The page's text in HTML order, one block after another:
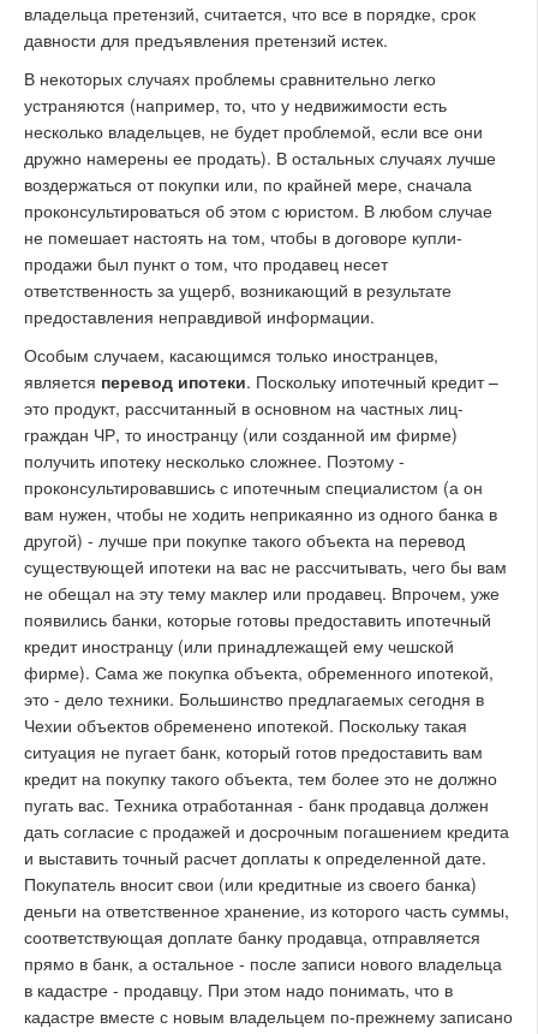
владельца претензий, считается, что все в порядке, срок
давности для предъявления претензий истек.
В некоторых случаях проблемы сравнительно легко
устраняются (например, то, что у недвижимости есть
несколько владельцев, не будет проблемой, если все они
дружно намерены ее продать). В остальных случаях лучше
воздержаться от покупки или, по крайней мере, сначала
проконсультироваться об этом с юристом. В любом случае
не помешает настоять на том, чтобы в договоре купли-
продажи был пункт о том, что продавец несет
ответственность за ущерб, возникающий в результате
предоставления неправдивой информации.
Особым случаем, касающимся только иностранцев,
является перевод ипотеки. Поскольку ипотечный кредит –
это продукт, рассчитанный в основном на частных лиц-
граждан ЧР, то иностранцу (или созданной им фирме)
получить ипотеку несколько сложнее. Поэтому -
проконсультировавшись с ипотечным специалистом (а он
вам нужен, чтобы не ходить неприкаянно из одного банка в
другой) - лучше при покупке такого объекта на перевод
существующей ипотеки на вас не рассчитывать, чего бы вам
не обещал на эту тему маклер или продавец. Впрочем, уже
появились банки, которые готовы предоставить ипотечный
кредит иностранцу (или принадлежащей ему чешской
фирме). Сама же покупка объекта, обременного ипотекой,
это - дело техники. Большинство предлагаемых сегодня в
Чехии объектов обременено ипотекой. Поскольку такая
ситуация не пугает банк, который готов предоставить вам
кредит на покупку такого объекта, тем более это не должно
пугать вас. Техника отработанная - банк продавца должен
дать согласие с продажей и досрочным погашением кредита
и выставить точный расчет доплаты к определенной дате.
Покупатель вносит свои (или кредитные из своего банка)
деньги на ответственное хранение, из которого часть суммы,
соответствующая доплате банку продавца, отправляется
прямо в банк, а остальное - после записи нового владельца
в кадастре - продавцу. При этом надо понимать, что в
кадастре вместе с новым владельцем по-прежнему записано